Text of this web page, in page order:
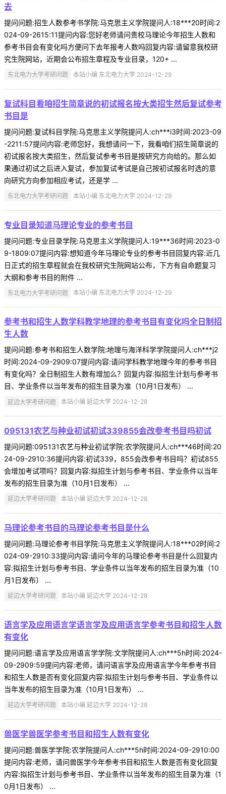
去
提问问题:招生人数参考书学院:马克思主义学院提问人:18***20时间:2
024-09-2615:11提问内容:您好老师请问贵校马理论今年招生人数和
参考书目会有变化吗方便问下去年报考人数吗回复内容:请留意我校研
究生院网站，近期会公布招生章程及专业目录，120+ ...
东北电力大学考研问题 本站小编 东北电力大学 2024-12-29
复试科目看咱招生简章说的初试报名按大类招生然后复试参考
书目是
提问问题:复试科目学院:马克思主义学院提问人:ch***i3时间:2023-09
-2211:57提问内容:老师您好，我想请问一下，我看咱们招生简章说的
初试报名按大类招生，然后复试参考书目是按研究方向给的。那么如
果通过初试之后进入复试，参加复试考试是自己按初试报名时选的意
向研究方向参加相应考试，还是学 ...
东北电力大学考研问题 本站小编 东北电力大学 2024-12-29
专业目录知道马理论专业的参考书目
提问问题:专业目录学院:马克思主义学院提问人:19***36时间:2023-0
9-1809:07提问内容:想知道今年马理论专业的参考书目回复内容:近几
日正式的招生章程就会在我校研究生院网站公布，下方有自命题复习
大纲和参考书目的附件 ...
东北电力大学考研问题 本站小编 东北电力大学 2024-12-29
参考书和招生人数学科教学地理的参考书目有变化吗全日制招
生人数
提问问题:参考书和招生人数学院:地理与海洋科学学院提问人:ch***j2
时间:2024-09-2909:07提问内容:请问学科教学地理今年的参考书目
有变化吗？全日制招生人数有增加么？回复内容:拟招生计划与参考书
目、学业条件以当年发布的招生目录为准（10月1日发布） ...
延边大学考研问题 本站小编 延边大学 2024-12-28
095131农艺与种业初试初试339855会改参考书目吗初试
提问问题:095131农艺与种业初试学院:农学院提问人:ch***46时间:20
24-09-2910:36提问内容:初试339，855会改参考书目吗？初试855
会增加考试项吗？回复内容:拟招生计划与参考书目、学业条件以当年
发布的招生目录为准（10月1日发布） ...
延边大学考研问题 本站小编 延边大学 2024-12-28
马理论参考书目的马理论参考书目是什么
提问问题:马理论参考书目学院:马克思主义学院提问人:18***02时间:2
024-09-2910:33提问内容:请问今年的马理论参考书目是什么回复内
容:拟招生计划与参考书目、学业条件以当年发布的招生目录为准（10
月1日发布） ...
延边大学考研问题 本站小编 延边大学 2024-12-28
语言学及应用语言学语言学及应用语言学参考书目和招生人数
有变化
提问问题:语言学及应用语言学学院:文学院提问人:ch***5h时间:2024-
09-2909:59提问内容:老师，请问语言学及应用语言学今年参考书目
和招生人数是否有变化回复内容:拟招生计划与参考书目、学业条件以
当年发布的招生目录为准（10月1日发布） ...
延边大学考研问题 本站小编 延边大学 2024-12-28
兽医学兽医学参考书目和招生人数有变化
提问问题:兽医学学院:农学院提问人:ch***5h时间:2024-09-2910:00
提问内容:老师，请问兽医学今年参考书目和招生人数是否有变化回复
内容:拟招生计划与参考书目、学业条件以当年发布的招生目录为准（1
0月1日发布） ...